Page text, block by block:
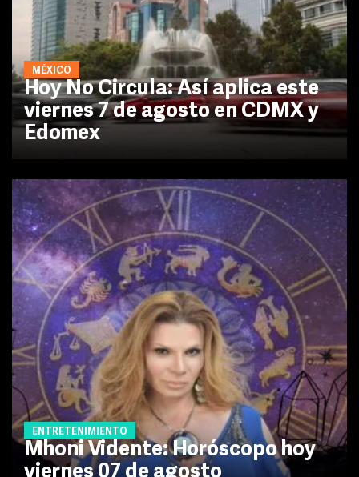
MÉXICO
Hoy No Circula: Así aplica este
viernes 7 de agosto en CDMX y
Edomex
ENTRETENIMIENTO
Mhoni Vidente: Horóscopo hoy